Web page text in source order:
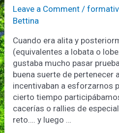
Leave a Comment /
Bettina
Cuando era alita y
(equivalentes a lobata o
gustaba mucho pasar
buena suerte de pertenecer
incentivaban a esforzarnos
cierto tiempo
cacerías o rallies de
reto…. y luego …